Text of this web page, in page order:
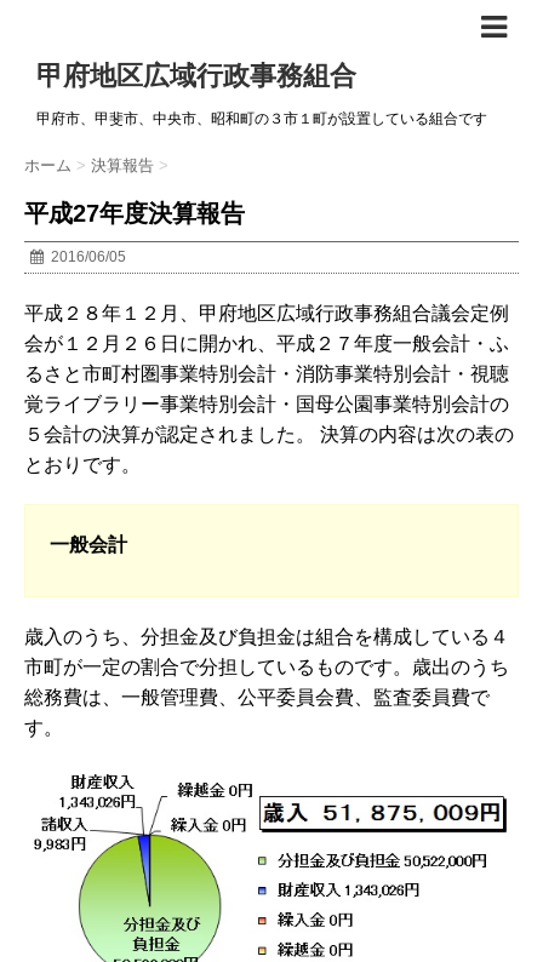
甲府地区広域行政事務組合
甲府市、甲斐市、中央市、昭和町の３市１町が設置している組合です
ホーム > 決算報告 >
平成27年度決算報告
2016/06/05
平成２８年１２月、甲府地区広域行政事務組合議会定例
会が１２月２６日に開かれ、平成２７年度一般会計・ふ
るさと市町村圏事業特別会計・消防事業特別会計・視聴
覚ライブラリー事業特別会計・国母公園事業特別会計の
５会計の決算が認定されました。 決算の内容は次の表の
とおりです。
一般会計
歳入のうち、分担金及び負担金は組合を構成している４
市町が一定の割合で分担しているものです。歳出のうち
総務費は、一般管理費、公平委員会費、監査委員費で
す。